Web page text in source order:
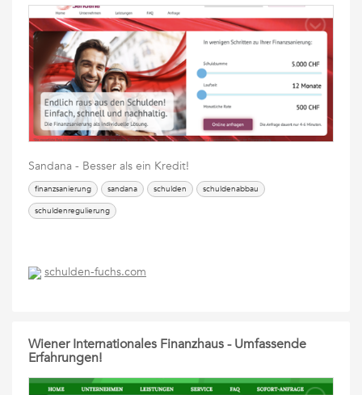
Sandana - Besser als ein Kredit!
finanzsanierung sandana schulden
schuldenabbau
schuldenregulierung
schulden-fuchs.com
Wiener Internationales Finanzhaus - Umfassende
Erfahrungen!